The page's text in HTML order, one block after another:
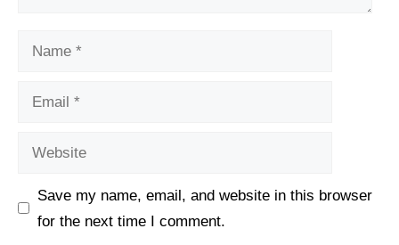
Name
Email
Website
Save my name, email, and website in this browser
for the next time I comment.